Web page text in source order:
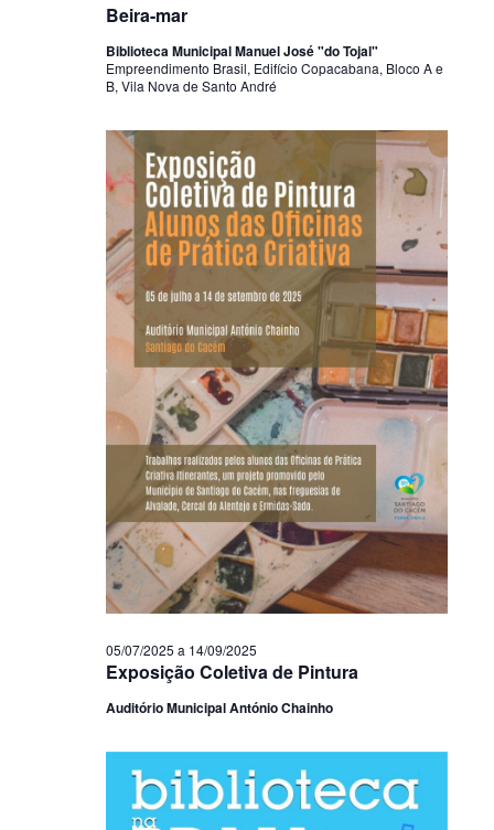
Beira-mar
Biblioteca Municipal Manuel José "do Tojal"
Empreendimento Brasil, Edifício Copacabana, Bloco A e
B, Vila Nova de Santo André
Exposição Coletiva de Pintura
05/07/2025 a 14/09/2025
Auditório Municipal António Chainho